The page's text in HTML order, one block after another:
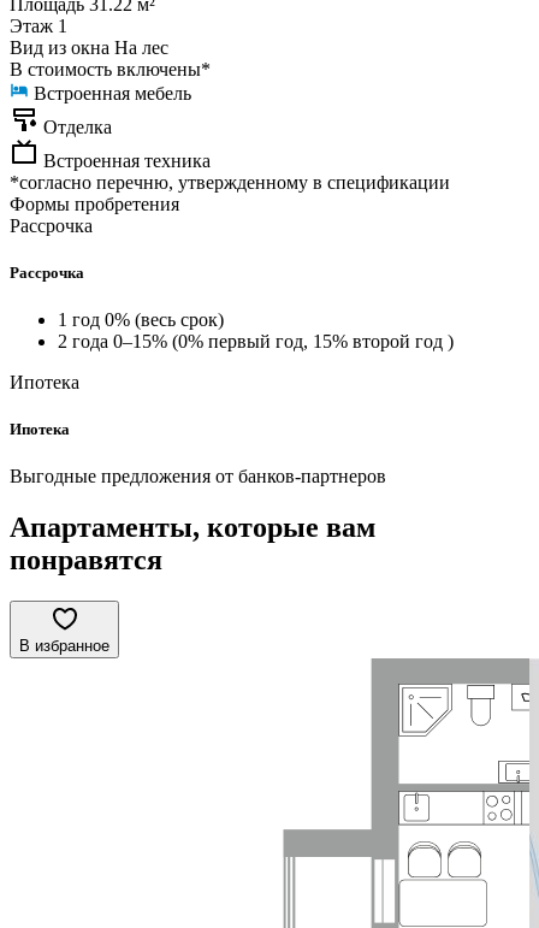
Этаж 1
Вид из окна На лес
В стоимость включены*
Встроенная мебель
Отделка
Встроенная техника
*согласно перечню, утвержденному в спецификации
Формы пробретения
Рассрочка
Рассрочка
1 год 0% (весь срок)
2 года 0–15% (0% первый год, 15% второй год )
Ипотека
Ипотека
Выгодные предложения от банков-партнеров
Апартаменты, которые вам
понравятся
В избранное